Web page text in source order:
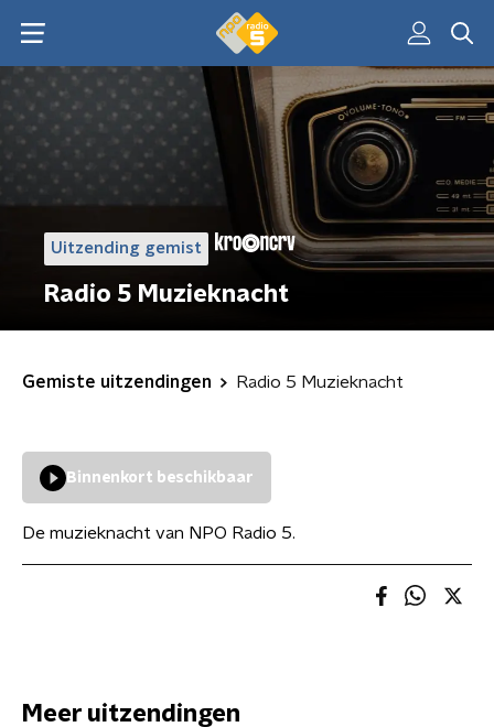
Uitzending gemist
Radio 5 Muzieknacht
Gemiste uitzendingen Radio 5 Muzieknacht
Binnenkort beschikbaar
De muzieknacht van NPO Radio 5.
Meer uitzendingen